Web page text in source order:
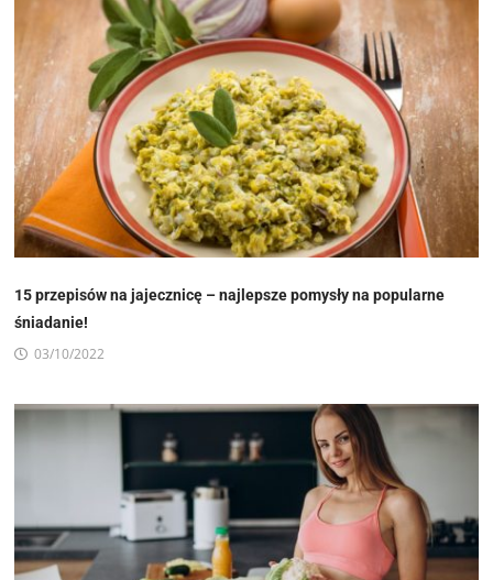
15 przepisów na jajecznicę – najlepsze pomysły na popularne
śniadanie!
03/10/2022